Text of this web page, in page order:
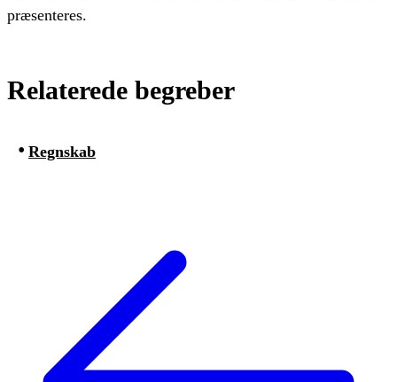
præsenteres.
Relaterede begreber
Regnskab